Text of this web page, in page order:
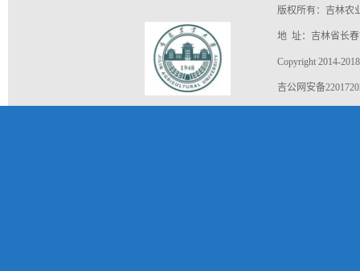
版权所有：吉林农
地 址：吉林省长春
Copyright 2014-
吉公网安备